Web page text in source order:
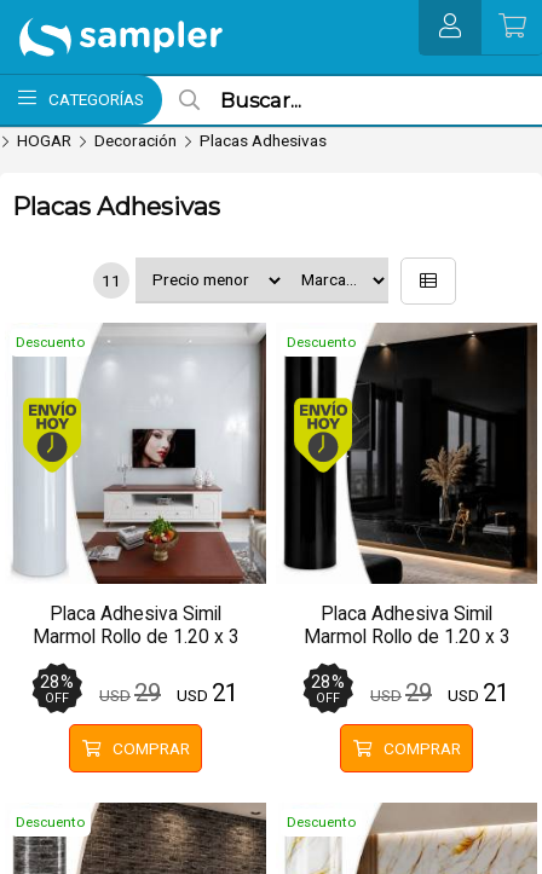
CATEGORÍAS
MI COMPRA
HOGAR Decoración Placas Adhesivas
Placas Adhesivas
11
Descuento
Envío hoy. Comprando antes de 13Hs.
Placa Adhesiva Simil
Marmol Rollo de 1.20 x 3
28%
OFF USD29 USD 21
COMPRAR
Descuento
Envío hoy.
Placa Adhesiva Simil
Marmol Rollo de 1.20 x 3
28%
OFF USD29 USD 21
COMPRAR
Descuento Descuento